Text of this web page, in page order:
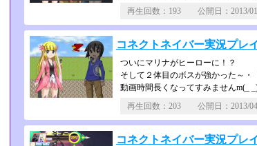
再生回数：193 公開日：
コネクトネイバー実況プレ
ついにマリナがヒーローに！？
そして２体目のボスが強かった～・
動画時間長くなってすみませんm(_
再生回数：203 公開日：
コネクトネイバー実況プレ